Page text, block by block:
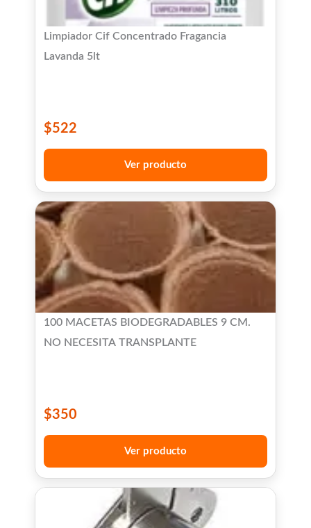
Limpiador Cif Concentrado Fragancia
Lavanda 5lt
$522
Ver producto
100 MACETAS BIODEGRADABLES 9 CM.
NO NECESITA TRANSPLANTE
$350
Ver producto